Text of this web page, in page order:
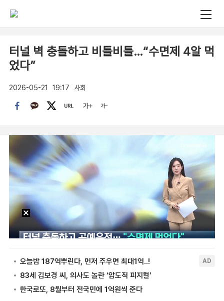
터널 벽 충돌하고 비틀비틀…“수면제 4알 먹
었다”
2026-05-21 19:17 사회